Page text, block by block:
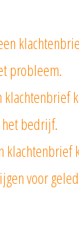
probleem.
bedrijf.
klachtenbrief
voor